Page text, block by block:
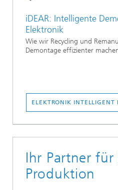
iDEAR: Intelligente
Elektronik
Wie wir Recycling und
Demontage effizienter
ELEKTRONIK INTELLIGENT
Ihr Partner
Produktion